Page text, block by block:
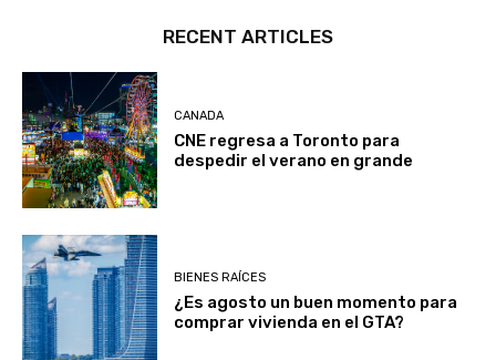
RECENT ARTICLES
CANADA
CNE regresa a Toronto para
despedir el verano en grande
BIENES RAÍCES
¿Es agosto un buen momento para
comprar vivienda en el GTA?